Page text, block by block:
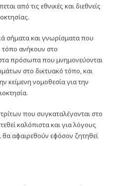
από τις εθνικές και διεθνείς
σήματα και γνωρίσματα που
τόπο ανήκουν στο
πρόσωπα που μνημονεύονται
στο δικτυακό τόπο, και
κείμενη νομοθεσία για την
που συγκαταλέγονται στο
καλόπιστα και για λόγους
θα αφαιρεθούν εφόσον ζητηθεί